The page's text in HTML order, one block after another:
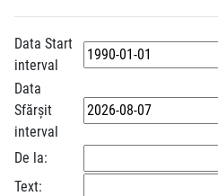
Data Start
interval
Data
Sfărșit
interval
De la:
Text: